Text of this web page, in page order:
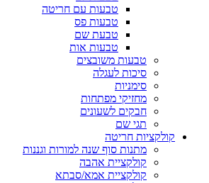
טבעות עם חריטה
טבעות פס
טבעת שם
טבעות אות
טבעות משובצים
סיכות לעגלה
סימניות
מחזיקי מפתחות
חבקים לשעונים
תגי שם
קולקציות חריטה
מתנות סוף שנה למורות וגננות
קולקציית אהבה
קולקציית אמא/סבתא